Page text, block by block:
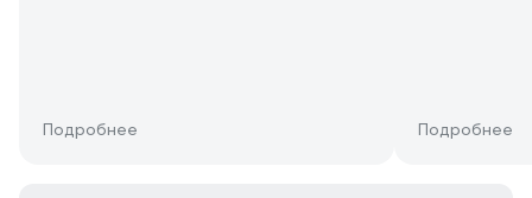
Подробнее Подробнее